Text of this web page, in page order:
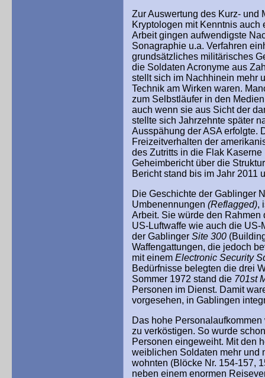
Zur Auswertung des Kurz- und
Kryptologen mit Kenntnis
Arbeit gingen aufwendigste
Sonagraphie u.a. Verfahren
grundsätzliches militärisches
die Soldaten Acronyme aus
stellt sich im Nachhinein mehr
Technik am Wirken waren.
zum Selbstläufer in den
auch wenn sie aus Sicht der
stellte sich Jahrzehnte später
Ausspähung der ASA erfolgte.
Freizeitverhalten der
des Zutritts in die Flak
Geheimbericht über die
Bericht stand bis im Jahr 2011
Die Geschichte der Gablinger
Umbenennungen (Reflagged),
Arbeit. Sie würde den
US-Luftwaffe wie auch die
der Gablinger Site 300
Waffengattungen, die jedoch
mit einem Electronic Security
Bedürfnisse belegten die drei
Sommer 1972 stand die 701st
Personen im Dienst. Damit
vorgesehen, in Gablingen
Das hohe
zu verköstigen. So wurde
Personen eingeweiht. Mit den
weiblichen Soldaten mehr und
wohnten (Blöcke Nr. 154-157,
neben einem enormen